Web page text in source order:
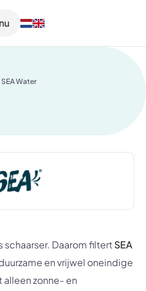
SEA Water
Daarom filtertSEA
en vrijwel oneindige
alleen zonne- en